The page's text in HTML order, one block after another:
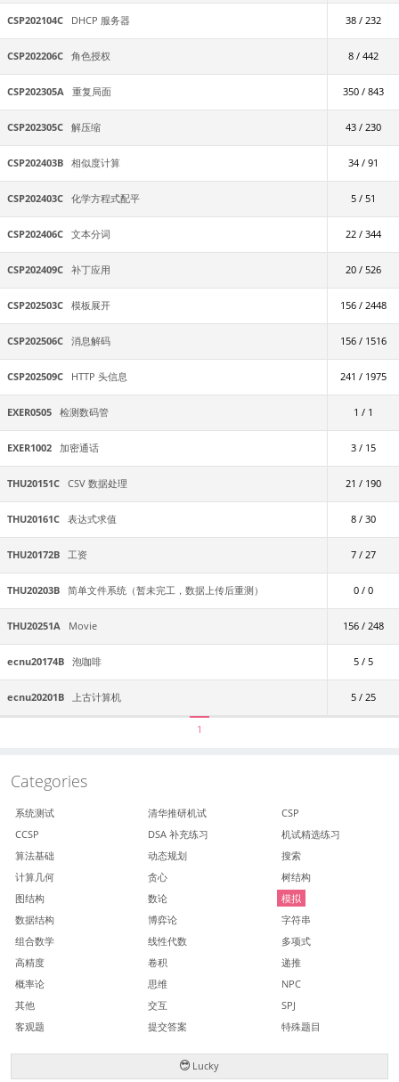
CSP202104C DHCP 服务器 38 / 232
CSP202206C 角色授权 8 / 442
CSP202305A 重复局面 350 / 843
CSP202305C 解压缩 43 / 230
CSP202403B 相似度计算 34 / 91
CSP202403C 化学方程式配平 5 / 51
CSP202406C 文本分词 22 / 344
CSP202409C 补丁应用 20 / 526
CSP202503C 模板展开 156 / 2448
CSP202506C 消息解码 156 / 1516
CSP202509C HTTP 头信息 241 / 1975
EXER0505 检测数码管 1 / 1
EXER1002 加密通话 3 / 15
THU20151C CSV 数据处理 21 / 190
THU20161C 表达式求值 8 / 30
THU20172B 工资 7 / 27
THU20203B 简单文件系统（暂未完工，数据上传后重测） 0 / 0
THU20251A Movie 156 / 248
ecnu20174B 泡咖啡 5 / 5
ecnu20201B 上古计算机 5 / 25
1
Categories
系统测试 清华推研机试
CSP
CCSP
DSA 补充练习
机试精选练习
算法基础
动态规划
搜索
计算几何
贪心
树结构
图结构
数论
模拟
数据结构
博弈论
字符串
组合数学
线性代数
多项式
高精度
卷积
递推
概率论
思维
NPC
其他
交互
SPJ
客观题
提交答案 特殊题目
Lucky